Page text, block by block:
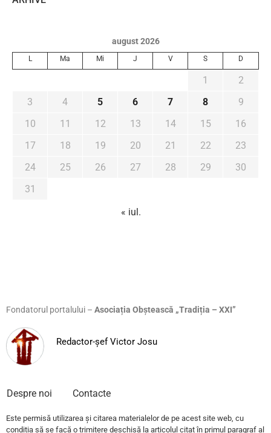
august 2026
L Ma Mi J V S D
1
2
3
4 5 6 7 8
9
10
11 12 13 14 15
16
17
18 19 20 21 22
23
24
25 26 27 28 29
30
31
« iul.
Fondatorul portalului – Asociația Obștească „Tradiția – XXI”
Redactor-șef Victor Josu
Despre noi Contacte
Este permisă utilizarea și citarea materialelor de pe acest site web, cu
condiția să se facă o trimitere deschisă la articolul citat în primul paragraf al